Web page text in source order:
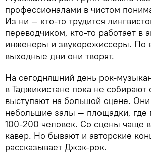
профессионалами в чистом
Из ни — кто-то трудится
переводчиком, кто-то работает в
инженеры и звукорежиссеры. По
выходные дни они творят.
На сегодняшний день рок-
в Таджикистане пока не собирают
выступают на большой сцене.
небольшие залы — площадки, где
100-200 человек. Со сцены чаще
кавер. Но бывают и авторские
рассказывает Джэк-рок.